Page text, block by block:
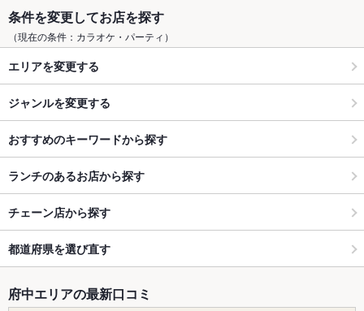
条件を変更してお店を探す
（現在の条件：カラオケ・パーティ）
エリアを変更する
ジャンルを変更する
おすすめのキーワードから探す
ランチのあるお店から探す
チェーン店から探す
都道府県を選び直す
府中エリアの最新口コミ